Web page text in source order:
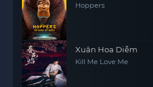
Hoppers
Xuân Hoa Diễm
Kill Me Love Me